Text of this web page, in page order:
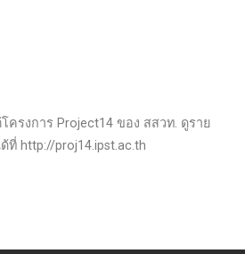
รงการ Project14 ของ สสวท. ดูราย
ที่ http://proj14.ipst.ac.th